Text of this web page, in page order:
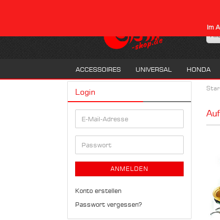
Im
ACCESSOIRES UNIVERSAL HONDA
Login
E-
Mail-
Adresse
Passwort
ANMELDEN
Konto erstellen
Passwort vergessen?